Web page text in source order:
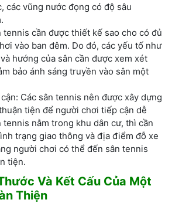
các vũng nước đọng có độ sâu
tennis cần được thiết kế sao cho có đủ
vào ban đêm. Do đó, các yếu tố như
hướng của sân cần được xem xét
bảo ánh sáng truyền vào sân một
Các sân tennis nên được xây dựng
tiện để người chơi tiếp cận dễ
tennis nằm trong khu dân cư, thì cần
trạng giao thông và địa điểm đỗ xe
người chơi có thể đến sân tennis
tiện.
Và Kết Cấu Của Một
Thiện